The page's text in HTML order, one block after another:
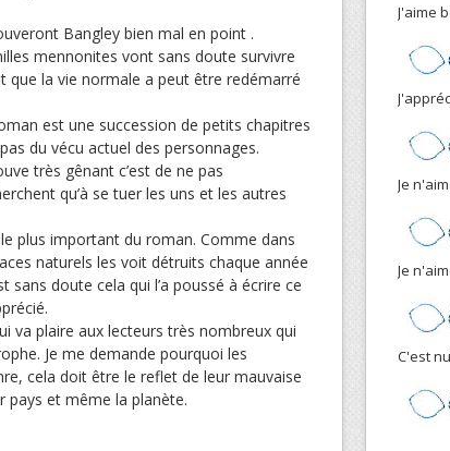
Bangley bien mal en point .
mennonites vont sans doute survivre
que la vie normale a peut être redémarré
est une succession de petits chapitres
du vécu actuel des personnages.
très gênant c’est de ne pas
qu’à se tuer les uns et les autres
plus important du roman. Comme dans
naturels les voit détruits chaque année
sans doute cela qui l’a poussé à écrire ce
va plaire aux lecteurs très nombreux qui
Je me demande pourquoi les
cela doit être le reflet de leur mauvaise
pays et même la planète.
J'aime
Je
Je
C'est